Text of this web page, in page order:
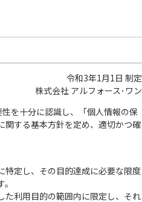
令和3年1月1日 制定
株式会社 アルフォース･ワン
を十分に認識し、「個人情報の保
関する基本方針を定め、適切かつ確
特定し、その目的達成に必要な限度
た利用目的の範囲内に限定し、それ